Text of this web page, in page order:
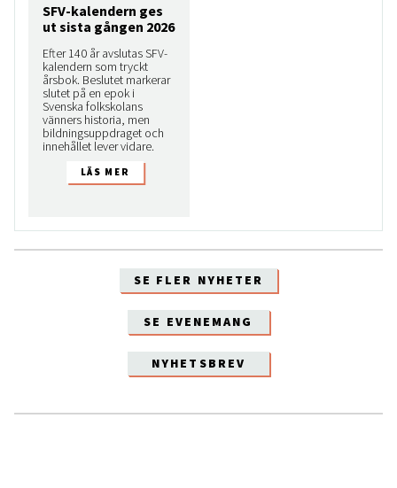
SFV-kalendern ges
ut sista gången 2026
Efter 140 år avslutas SFV-
kalendern som tryckt
årsbok. Beslutet markerar
slutet på en epok i
Svenska folkskolans
vänners historia, men
bildningsuppdraget och
innehållet lever vidare.
SE FLER NYHETER
SE EVENEMANG
NYHETSBREV